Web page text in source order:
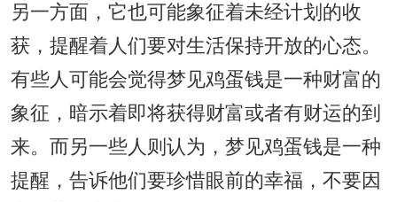
另一方面，它也可能象征着未经计划的收
获，提醒着人们要对生活保持开放的心态。
有些人可能会觉得梦见鸡蛋钱是一种财富的
象征，暗示着即将获得财富或者有财运的到
来。而另一些人则认为，梦见鸡蛋钱是一种
提醒，告诉他们要珍惜眼前的幸福，不要因